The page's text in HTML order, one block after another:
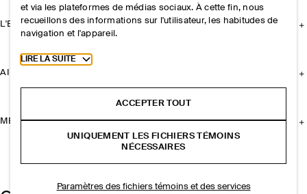
L'ENTREPRISE
AIDE
MENTIONS LÉGALES
et via les plateformes de médias sociaux. À cette fin, nous
recueillons des informations sur l'utilisateur, les habitudes de
navigation et l'appareil.
Toggle more cookie information
LIRE LA SUITE
ACCEPTER TOUT
UNIQUEMENT LES FICHIERS TÉMOINS
NÉCESSAIRES
Paramètres des fichiers témoins et des services